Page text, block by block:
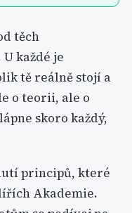
těch
každé je
tě reálně stojí a
o teorii, ale o
skoro každý,
principů, které
Akademie.